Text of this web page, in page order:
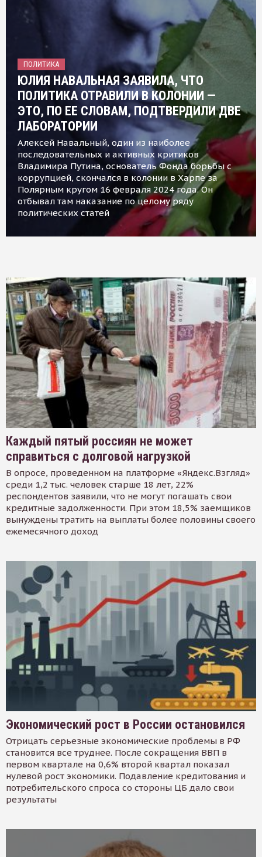
ПОЛИТИКА
ЮЛИЯ НАВАЛЬНАЯ ЗАЯВИЛА, ЧТО
ПОЛИТИКА ОТРАВИЛИ В КОЛОНИИ —
ЭТО, ПО ЕЕ СЛОВАМ, ПОДТВЕРДИЛИ ДВЕ
ЛАБОРАТОРИИ
Алексей Навальный, один из наиболее
последовательных и активных критиков
Владимира Путина, основатель Фонда борьбы с
коррупцией, скончался в колонии в Харпе за
Полярным кругом 16 февраля 2024 года. Он
отбывал там наказание по целому ряду
политических статей
Каждый пятый россиян не может
справиться с долговой нагрузкой
В опросе, проведенном на платформе «Яндекс.Взгляд»
среди 1,2 тыс. человек старше 18 лет, 22%
респондентов заявили, что не могут погашать свои
кредитные задолженности. При этом 18,5% заемщиков
вынуждены тратить на выплаты более половины своего
ежемесячного доход
Экономический рост в России остановился
Отрицать серьезные экономические проблемы в РФ
становится все труднее. После сокращения ВВП в
первом квартале на 0,6% второй квартал показал
нулевой рост экономики. Подавление кредитования и
потребительского спроса со стороны ЦБ дало свои
результаты